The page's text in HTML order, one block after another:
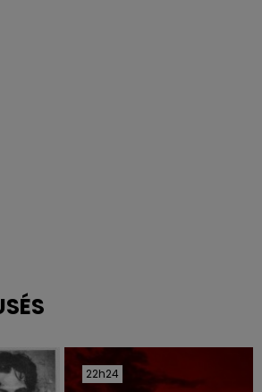
22h24
22h24